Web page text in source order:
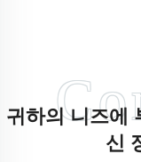
귀하의 니즈에
신